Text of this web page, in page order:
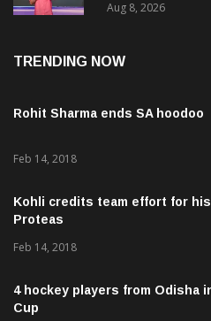
Aug 8, 2026
TRENDING NOW
Rohit Sharma ends SA hoodoo
Feb 14, 2018
Kohli credits team effort for
Proteas
Feb 14, 2018
4 hockey players from Odisha
Cup